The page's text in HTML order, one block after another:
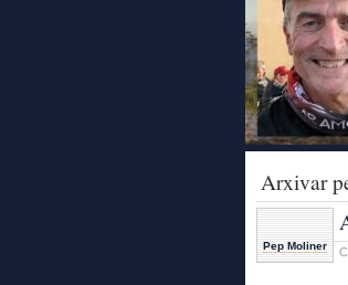
Arxivar
Pep Moliner